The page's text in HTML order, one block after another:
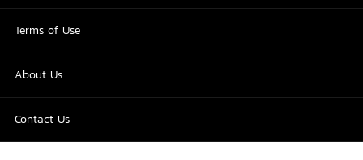
Terms of Use
About Us
Contact Us